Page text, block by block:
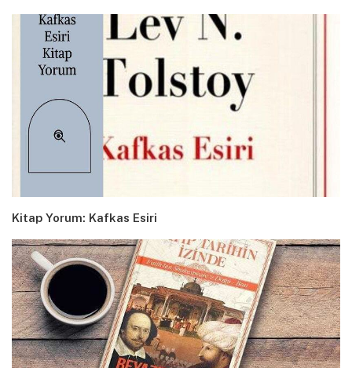
Kitap Yorum: Kafkas Esiri